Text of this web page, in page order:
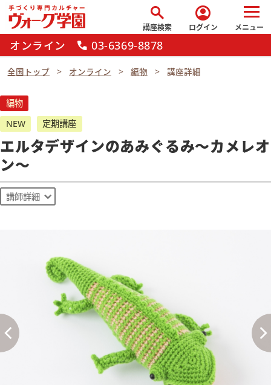
search
講座検索
account_circle
ログイン メニュー
オンライン call 03-6369-8878
全国トップ オンライン 編物 講座詳細
編物
NEW
定期講座
エルタデザインのあみぐるみ～カメレオ
ン～
講師詳細